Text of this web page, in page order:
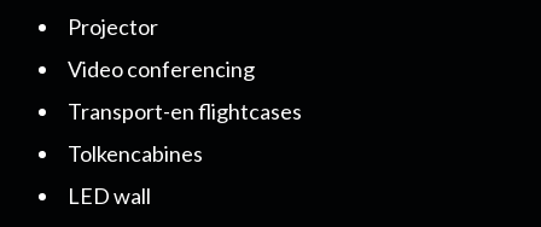
Projector
Video conferencing
Transport-en flightcases
Tolkencabines
LED wall